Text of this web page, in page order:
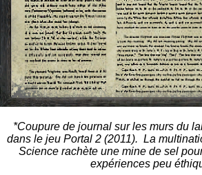
*Coupure de journal sur les murs du
dans le jeu Portal 2 (2011). La
Science rachète une mine de sel
expériences peu